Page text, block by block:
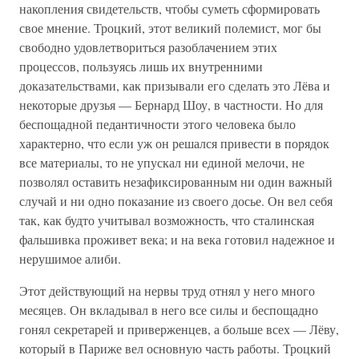
накопления свидетельств, чтобы суметь сформировать
свое мнение. Троцкий, этот великий полемист, мог бы
свободно удовлетвориться разоблачением этих
процессов, пользуясь лишь их внутренними
доказательствами, как призывали его сделать это Лёва и
некоторые друзья — Бернард Шоу, в частности. Но для
беспощадной педантичности этого человека было
характерно, что если уж он решался привести в порядок
все материалы, то не упускал ни единой мелочи, не
позволял оставить незафиксированным ни один важный
случай и ни одно показание из своего досье. Он вел себя
так, как будто учитывал возможность, что сталинская
фальшивка проживет века; и на века готовил надежное и
нерушимое алиби.
Этот действующий на нервы труд отнял у него много
месяцев. Он вкладывал в него все силы и беспощадно
гонял секретарей и приверженцев, а больше всех — Лёву,
который в Париже вел основную часть работы. Троцкий